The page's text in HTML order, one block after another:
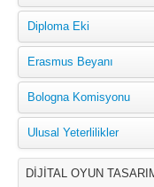
Diploma Eki
Erasmus Beyanı
Bologna Komisyonu
Ulusal Yeterlilikler
DİJİTAL OYUN